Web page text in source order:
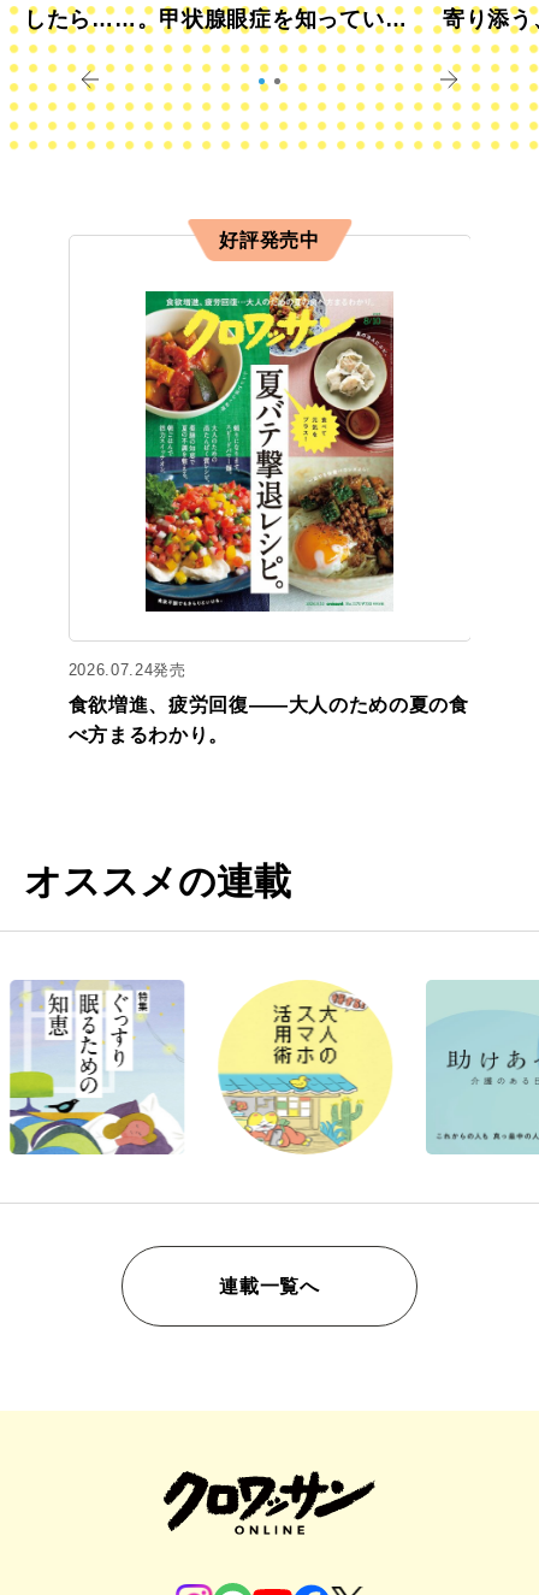
したら……。甲状腺眼症を知っていま
すか？
寄り添う
きに
好評発売中
2026.07.24発売
食欲増進、疲労回復——大人のための夏の食
べ方まるわかり。
オススメの連載
連載一覧へ